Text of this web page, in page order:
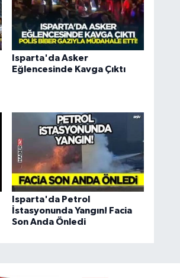
Isparta'da Asker
Eğlencesinde Kavga Çıktı
Isparta'da Petrol
İstasyonunda Yangın! Facia
Son Anda Önledi